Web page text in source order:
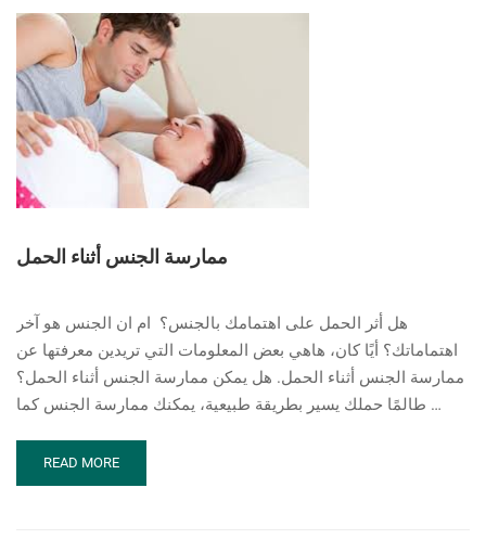
ممارسة الجنس أثناء الحمل
هل أثر الحمل على اهتمامك بالجنس؟ ام ان الجنس هو آخر
اهتماماتك؟ أيًا كان، هاهي بعض المعلومات التي تريدين معرفتها عن
ممارسة الجنس أثناء الحمل. هل يمكن ممارسة الجنس أثناء الحمل؟
طالمًا حملك يسير بطريقة طبيعية، يمكنك ممارسة الجنس كما …
READ
MORE
READ MORE